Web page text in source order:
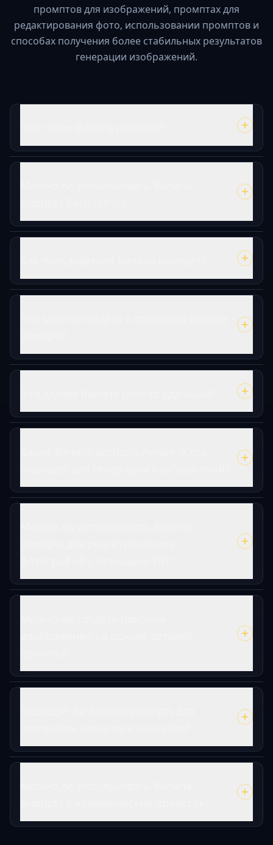
промптов для изображений, промптах для
редактирования фото, использовании промптов и
способах получения более стабильных результатов
генерации изображений.